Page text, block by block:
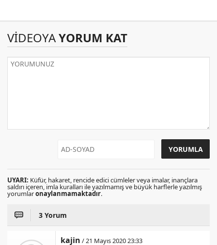
VİDEOYAYORUM KAT
UYARI: Küfür, hakaret, rencide edici cümleler veya imalar, inançlara
saldırı içeren, imla kuralları ile yazılmamış ve büyük harflerle yazılmış
yorumlaronaylanmamaktadır.
3 Yorum
kajin / 21 Mayıs 2020 23:33